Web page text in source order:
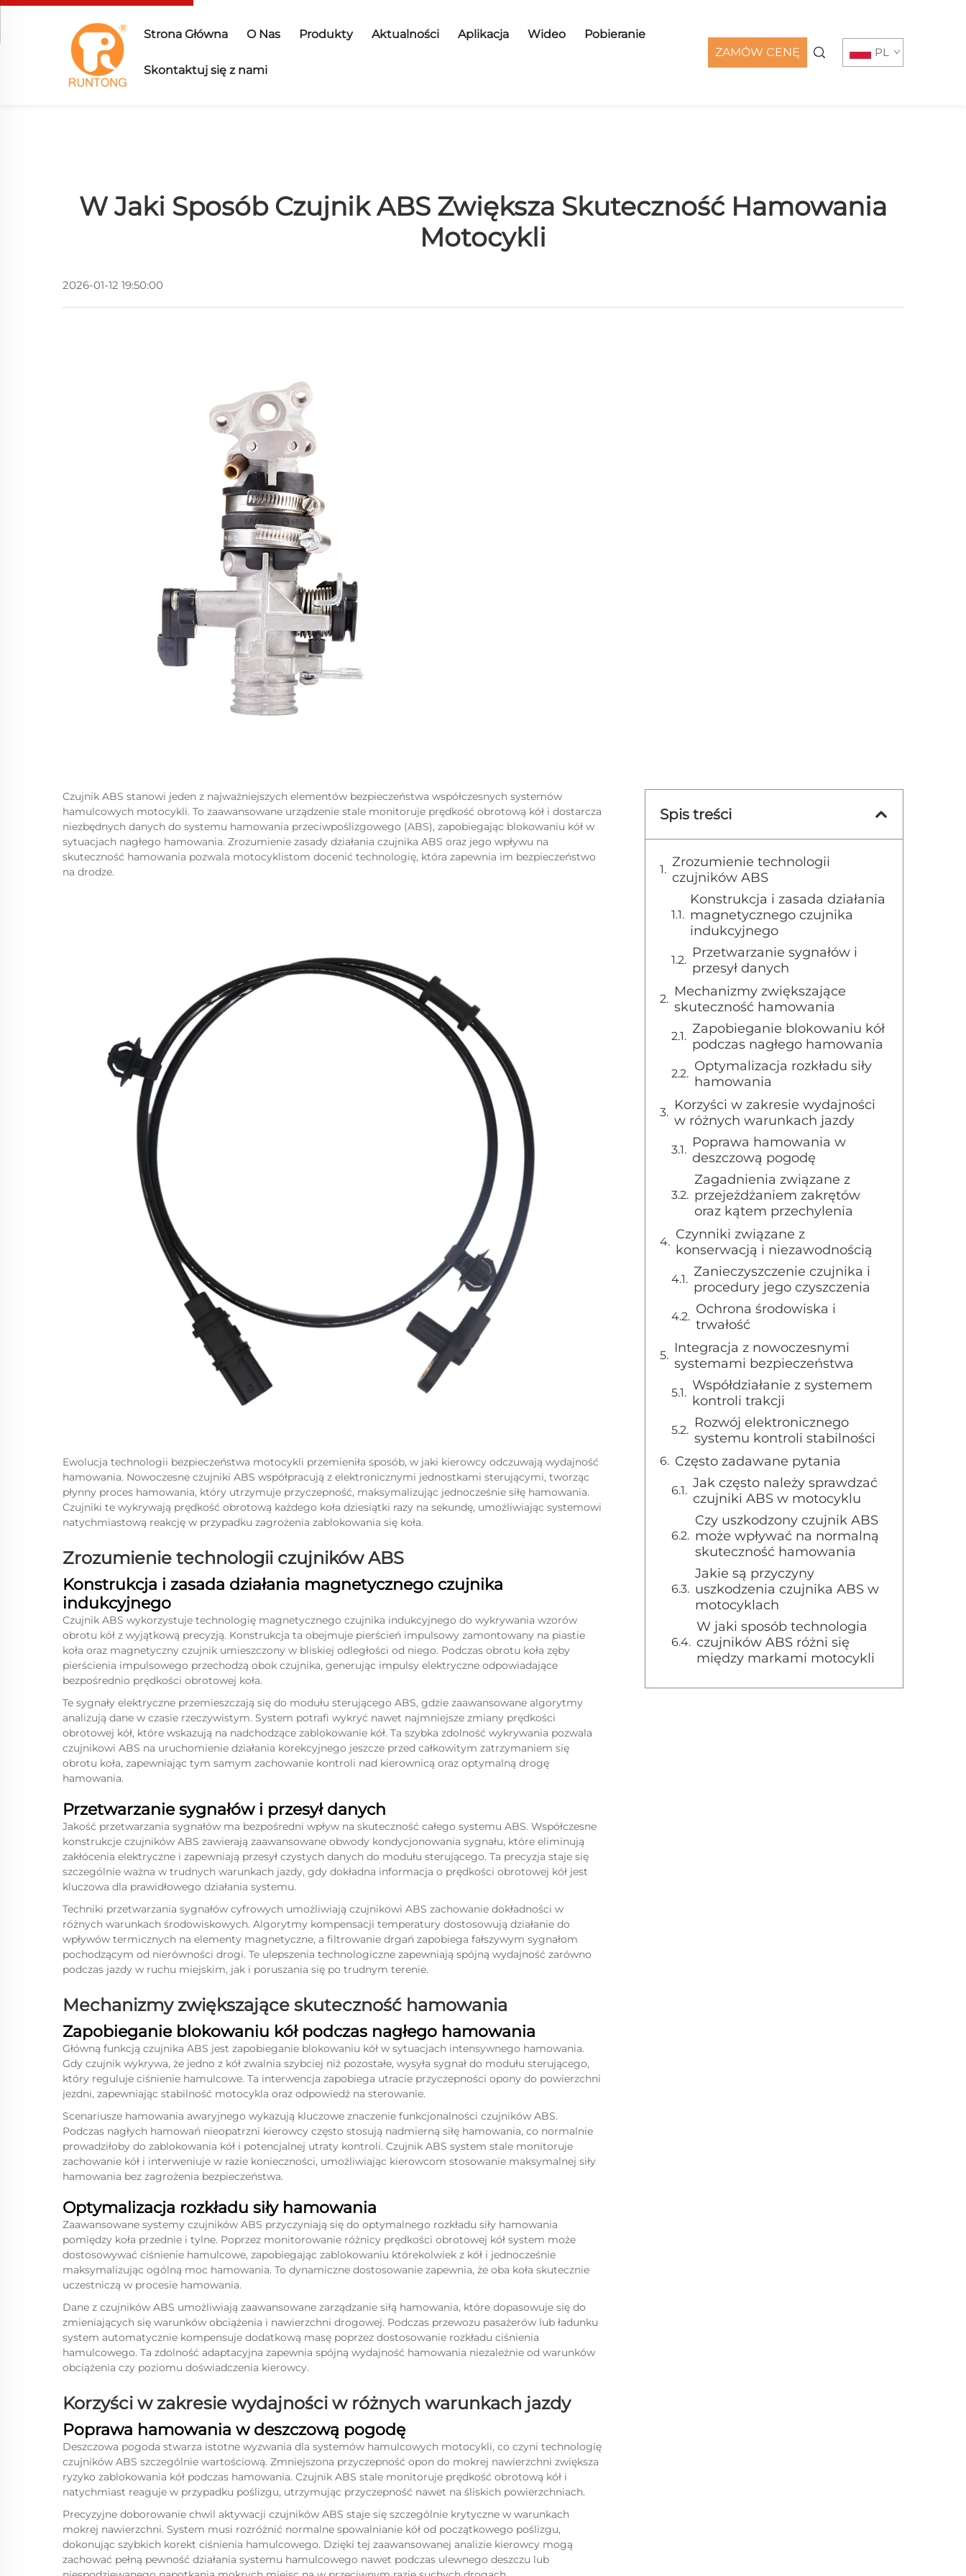
Strona Główna O Nas Produkty Aktualności Aplikacja Wideo Pobieranie
Skontaktuj się z nami
ZAMÓW CENĘ PL
W Jaki Sposób Czujnik ABS Zwiększa Skuteczność Hamowania
Motocykli
2026-01-12 19:50:00
Czujnik ABS stanowi jeden z najważniejszych elementów bezpieczeństwa współczesnych systemów
hamulcowych motocykli. To zaawansowane urządzenie stale monitoruje prędkość obrotową kół i dostarcza
niezbędnych danych do systemu hamowania przeciwpoślizgowego (ABS), zapobiegając blokowaniu kół w
sytuacjach nagłego hamowania. Zrozumienie zasady działania czujnika ABS oraz jego wpływu na
skuteczność hamowania pozwala motocyklistom docenić technologię, która zapewnia im bezpieczeństwo
na drodze.
Ewolucja technologii bezpieczeństwa motocykli przemieniła sposób, w jaki kierowcy odczuwają wydajność
hamowania. Nowoczesne czujniki ABS współpracują z elektronicznymi jednostkami sterującymi, tworząc
płynny proces hamowania, który utrzymuje przyczepność, maksymalizując jednocześnie siłę hamowania.
Czujniki te wykrywają prędkość obrotową każdego koła dziesiątki razy na sekundę, umożliwiając systemowi
natychmiastową reakcję w przypadku zagrożenia zablokowania się koła.
Zrozumienie technologii czujników ABS
Konstrukcja i zasada działania magnetycznego czujnika
indukcyjnego
Czujnik ABS wykorzystuje technologię magnetycznego czujnika indukcyjnego do wykrywania wzorów
obrotu kół z wyjątkową precyzją. Konstrukcja ta obejmuje pierścień impulsowy zamontowany na piastie
koła oraz magnetyczny czujnik umieszczony w bliskiej odległości od niego. Podczas obrotu koła zęby
pierścienia impulsowego przechodzą obok czujnika, generując impulsy elektryczne odpowiadające
bezpośrednio prędkości obrotowej koła.
Te sygnały elektryczne przemieszczają się do modułu sterującego ABS, gdzie zaawansowane algorytmy
analizują dane w czasie rzeczywistym. System potrafi wykryć nawet najmniejsze zmiany prędkości
obrotowej kół, które wskazują na nadchodzące zablokowanie kół. Ta szybka zdolność wykrywania pozwala
czujnikowi ABS na uruchomienie działania korekcyjnego jeszcze przed całkowitym zatrzymaniem się
obrotu koła, zapewniając tym samym zachowanie kontroli nad kierownicą oraz optymalną drogę
hamowania.
Przetwarzanie sygnałów i przesył danych
Jakość przetwarzania sygnałów ma bezpośredni wpływ na skuteczność całego systemu ABS. Współczesne
konstrukcje czujników ABS zawierają zaawansowane obwody kondycjonowania sygnału, które eliminują
zakłócenia elektryczne i zapewniają przesył czystych danych do modułu sterującego. Ta precyzja staje się
szczególnie ważna w trudnych warunkach jazdy, gdy dokładna informacja o prędkości obrotowej kół jest
kluczowa dla prawidłowego działania systemu.
Techniki przetwarzania sygnałów cyfrowych umożliwiają czujnikowi ABS zachowanie dokładności w
różnych warunkach środowiskowych. Algorytmy kompensacji temperatury dostosowują działanie do
wpływów termicznych na elementy magnetyczne, a filtrowanie drgań zapobiega fałszywym sygnałom
pochodzącym od nierówności drogi. Te ulepszenia technologiczne zapewniają spójną wydajność zarówno
podczas jazdy w ruchu miejskim, jak i poruszania się po trudnym terenie.
Mechanizmy zwiększające skuteczność hamowania
Zapobieganie blokowaniu kół podczas nagłego hamowania
Główną funkcją czujnika ABS jest zapobieganie blokowaniu kół w sytuacjach intensywnego hamowania.
Gdy czujnik wykrywa, że jedno z kół zwalnia szybciej niż pozostałe, wysyła sygnał do modułu sterującego,
który reguluje ciśnienie hamulcowe. Ta interwencja zapobiega utracie przyczepności opony do powierzchni
jezdni, zapewniając stabilność motocykla oraz odpowiedź na sterowanie.
Scenariusze hamowania awaryjnego wykazują kluczowe znaczenie funkcjonalności czujników ABS.
Podczas nagłych hamowań nieopatrzni kierowcy często stosują nadmierną siłę hamowania, co normalnie
prowadziłoby do zablokowania kół i potencjalnej utraty kontroli. Czujnik ABS system stale monitoruje
zachowanie kół i interweniuje w razie konieczności, umożliwiając kierowcom stosowanie maksymalnej siły
hamowania bez zagrożenia bezpieczeństwa.
Optymalizacja rozkładu siły hamowania
Zaawansowane systemy czujników ABS przyczyniają się do optymalnego rozkładu siły hamowania
pomiędzy koła przednie i tylne. Poprzez monitorowanie różnicy prędkości obrotowej kół system może
dostosowywać ciśnienie hamulcowe, zapobiegając zablokowaniu którekolwiek z kół i jednocześnie
maksymalizując ogólną moc hamowania. To dynamiczne dostosowanie zapewnia, że oba koła skutecznie
uczestniczą w procesie hamowania.
Dane z czujników ABS umożliwiają zaawansowane zarządzanie siłą hamowania, które dopasowuje się do
zmieniających się warunków obciążenia i nawierzchni drogowej. Podczas przewozu pasażerów lub ładunku
system automatycznie kompensuje dodatkową masę poprzez dostosowanie rozkładu ciśnienia
hamulcowego. Ta zdolność adaptacyjna zapewnia spójną wydajność hamowania niezależnie od warunków
obciążenia czy poziomu doświadczenia kierowcy.
Korzyści w zakresie wydajności w różnych warunkach jazdy
Poprawa hamowania w deszczową pogodę
Deszczowa pogoda stwarza istotne wyzwania dla systemów hamulcowych motocykli, co czyni technologię
czujników ABS szczególnie wartościową. Zmniejszona przyczepność opon do mokrej nawierzchni zwiększa
ryzyko zablokowania kół podczas hamowania. Czujnik ABS stale monitoruje prędkość obrotową kół i
natychmiast reaguje w przypadku poślizgu, utrzymując przyczepność nawet na śliskich powierzchniach.
Precyzyjne doborowanie chwil aktywacji czujników ABS staje się szczególnie krytyczne w warunkach
mokrej nawierzchni. System musi rozróżnić normalne spowalnianie kół od początkowego poślizgu,
dokonując szybkich korekt ciśnienia hamulcowego. Dzięki tej zaawansowanej analizie kierowcy mogą
zachować pełną pewność działania systemu hamulcowego nawet podczas ulewnego deszczu lub
Spis treści
Zrozumienie technologii
czujników ABS
Konstrukcja i zasada działania
magnetycznego czujnika
indukcyjnego
Przetwarzanie sygnałów i
przesył danych
Mechanizmy zwiększające
skuteczność hamowania
Zapobieganie blokowaniu kół
podczas nagłego hamowania
Optymalizacja rozkładu siły
hamowania
Korzyści w zakresie wydajności
w różnych warunkach jazdy
Poprawa hamowania w
deszczową pogodę
Zagadnienia związane z
przejeżdżaniem zakrętów
oraz kątem przechylenia
Czynniki związane z
konserwacją i niezawodnością
Zanieczyszczenie czujnika i
procedury jego czyszczenia
Ochrona środowiska i
trwałość
Integracja z nowoczesnymi
systemami bezpieczeństwa
Współdziałanie z systemem
kontroli trakcji
Rozwój elektronicznego
systemu kontroli stabilności
Często zadawane pytania
Jak często należy sprawdzać
czujniki ABS w motocyklu
Czy uszkodzony czujnik ABS
może wpływać na normalną
skuteczność hamowania
Jakie są przyczyny
uszkodzenia czujnika ABS w
motocyklach
W jaki sposób technologia
czujników ABS różni się
między markami motocykli